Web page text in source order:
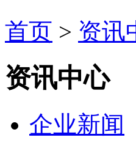
首页 > 资讯
资讯中心
企业新闻